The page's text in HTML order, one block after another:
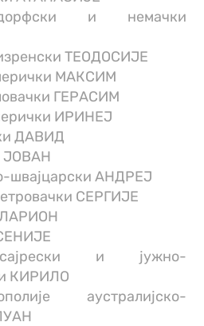
и немачки
ТЕОДОСИЈЕ
МАКСИМ
ГЕРАСИМ
ИРИНЕЈ
ДАВИД
ЈОВАН
швајцарски АНДРЕЈ
СЕРГИЈЕ
и јужно-
КИРИЛО
аустралијско-